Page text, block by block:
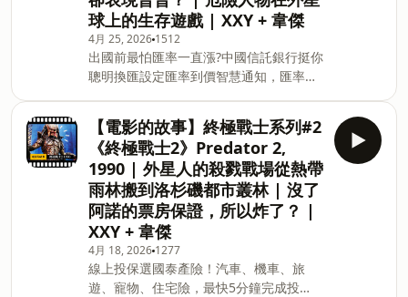
https://fstry.pse.is/9ep3mq 免指定車
牌、車型，用車前1小時投保，手機投保5
分鐘新安東京海上產險｜0800-369-168｜
104台北市中山區南京東路三段130號8-
13樓 —— 以上為 Firstory Podcast 廣告
—— 加入會員，支持節目：
https://xxymovie.firstory.io/join留言告
訴我你對這一集的想法：
https://open.firstory.m
球上的生存遊戲 | XXY + 韋傑
4月 25, 2026 1512
出國前最怕匯率一直漲?中國信託銀行挺你
聰明換匯設定匯率到價智慧通知，匯率相
分等優惠立即設定：
https://fstry.pse.is/9d7lug 投資外幣如
幣別轉換可能產生匯兌損失，應評估涉及
自身情況審慎投資。完整注意事項詳見網
站資訊。 —— 以上為 Firstory Podcast
廣告 —— 吉時保：
https://fstry.pse.is/9ep3mq 免指定車
牌、車型，用車前1小時投保，手機投保5
分鐘新安東京海上產險｜0800-369-168｜
104台北市中山區南京東路三段130號8-
【電影的故事】終極戰士系列#2
《終極戰士2》Predator 2,
1990 | 外星人的殺戮戰場從熱帶
雨林搬到洛杉磯都市叢林 | 沒了
阿諾的票房保證，所以炸了？ |
XXY + 韋傑
4月 18, 2026 1277
線上投保選國泰產險！汽車、機車、旅
遊、寵物、住宅險，最快5分鐘完成投